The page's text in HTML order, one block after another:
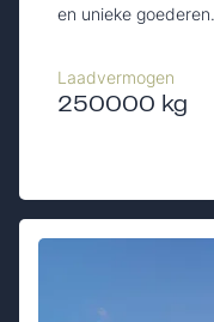
en unieke goederen.
Laadvermogen
250000 kg